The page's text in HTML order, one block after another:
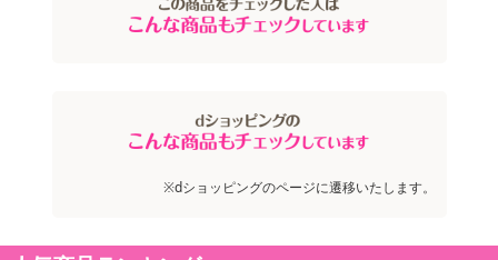
※dショッピングのページに遷移いたします。